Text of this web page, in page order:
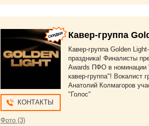
КОНТАКТЫ
Фото (3)
Кавер-группа
Кавер-группа Golden
праздника! Финалисты
Awards ПФО в номинации
кавер-группа"! Вокалист
Анатолий Колмагоров
"Голос"